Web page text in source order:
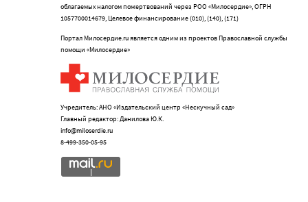
облагаемых налогом пожертвований через РОО «Милосердие», ОГРН
1057700014679, Целевое финансирование (010), (140), (171)
Портал Милосердие.ru является одним из проектов Православной службы
помощи «Милосердие»
Учредитель: АНО «Издательский центр «Нескучный сад»
Главный редактор: Данилова Ю.К.
info@miloserdie.ru
8-499-350-05-95